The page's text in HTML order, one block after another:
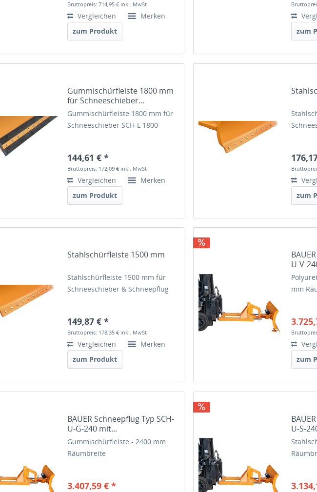
Bruttopreis: 714,95 € inkl. MwSt
Vergleichen
Merken
zum Produkt
zum
Gummischürfleiste 1800 mm
für Schneeschieber...
Gummischürfleiste 1800 mm für
Schneeschieber SCH-L 1800
144,61 € *
Bruttopreis: 172,09 € inkl. MwSt
Vergleichen
Merken
zum Produkt
zum
Stahlschürfleiste 1500 mm
Stahlschürfleiste 1500 mm für
Schneeschieber & Schneepflug
149,87 € *
Bruttopreis: 178,35 € inkl. MwSt
Vergleichen
Merken
zum Produkt
U-V-
mm
zum
BAUER Schneepflug Typ SCH-
U-G-240 mit...
Gummischürfleiste - 2400 mm
Räumbreite
3.407,59 € *
U-S-